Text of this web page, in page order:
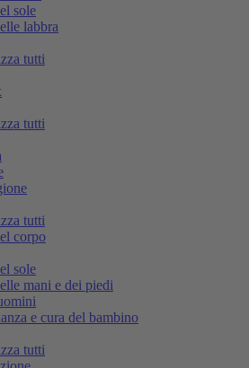
sole
labbra
tutti
tutti
tutti
corpo
sole
mani e dei piedi
e cura del bambino
tutti